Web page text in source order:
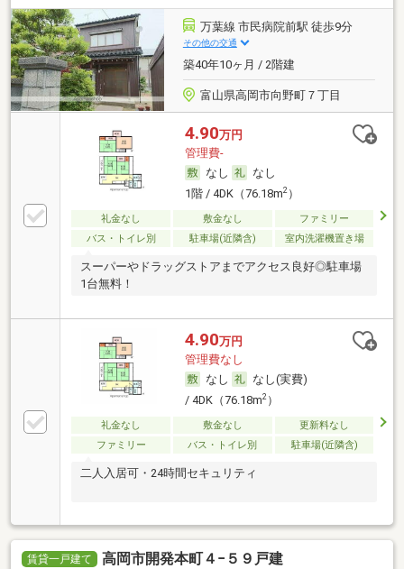
万葉線 市民病院前駅 徒歩9分
その他の交通
築40年10ヶ月 / 2階建
富山県高岡市向野町７丁目
4.90万円
管理費-
なし
なし
1階 / 4DK（76.18m2）
礼金なし 敷金なし
ファミリー
バス・トイレ別
駐車場(近隣含) 室内洗濯機置き場
スーパーやドラッグストアまでアクセス良好◎駐車場
1台無料！
4.90万円
管理費なし
なし
なし(実費)
/ 4DK（76.18m2）
礼金なし 敷金なし
更新料なし
ファミリー
バス・トイレ別 駐車場(近隣含)
二人入居可・24時間セキュリティ
賃貸一戸建て 高岡市開発本町４−５９戸建